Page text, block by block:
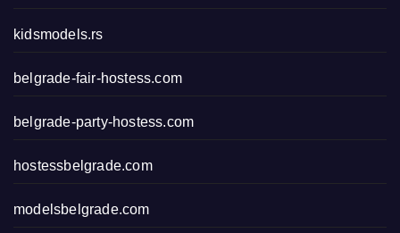
kidsmodels.rs
belgrade-fair-hostess.com
belgrade-party-hostess.com
hostessbelgrade.com
modelsbelgrade.com